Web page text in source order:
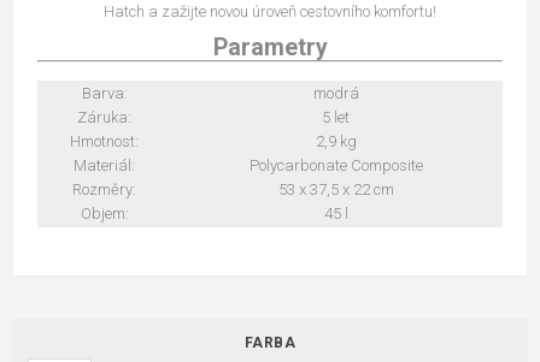
Hatch a zažijte novou úroveň cestovního komfortu!
Parametry
Barva:
modrá
Záruka:
5 let
Hmotnost:
2,9 kg
Materiál:
Polycarbonate Composite
Rozměry:
53 x 37,5 x 22 cm
Objem:
45 l
FARBA